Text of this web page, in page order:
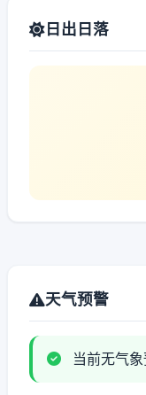
日出日落
天气预警
当前无气